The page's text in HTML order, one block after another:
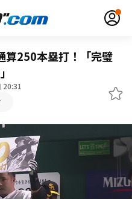
算250本塁打！「完璧
20:31